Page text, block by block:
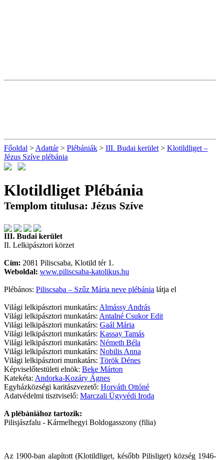
Főoldal > Adattár> Plébániák > III. Budai kerület > Klotildliget –
Jézus Szíve plébánia
Klotildliget Plébánia
Templom titulusa: Jézus Szíve
III. Budai kerület
II. Lelkipásztori körzet
Cím: 2081 Piliscsaba, Klotild tér 1.
Weboldal: www.piliscsaba-katolikus.hu
Plébános: Piliscsaba – Szűz Mária neve plébánia látja el
Világi lelkipásztori munkatárs: Almássy András
Világi lelkipásztori munkatárs: Antalné Csukor Edit
Világi lelkipásztori munkatárs: Gaál Mária
Világi lelkipásztori munkatárs: Kassay Tamás
Világi lelkipásztori munkatárs: Németh Béla
Világi lelkipásztori munkatárs: Nobilis Anna
Világi lelkipásztori munkatárs: Török Dénes
Képviselőtestületi elnök: Beke Márton
Katekéta: Andorka-Kozáry Ágnes
Egyházközségi karitászvezető: Horváth Ottóné
Adatvédelmi tisztviselő: Marczali Ügyvédi Iroda
A plébániához tartozik:
Pilisjászfalu - Kármelhegyi Boldogasszony (filia)
Az 1900-ban alapított (Klotildliget, később Pilisliget) község 1946-